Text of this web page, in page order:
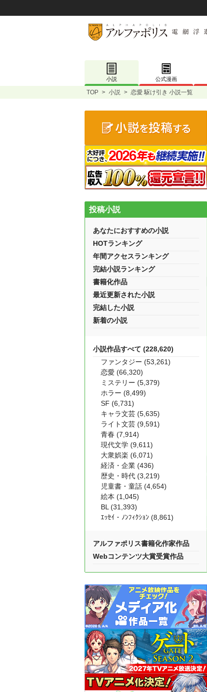
小説 公式漫画
TOP > 小説 > 恋愛 駆け引き 小説一覧
投稿小説
あなたにおすすめの小説
HOTランキング
年間アクセスランキング
完結小説ランキング
書籍化作品
最近更新された小説
完結した小説
新着の小説
小説作品すべて (228,620)
ファンタジー (53,261)
恋愛 (66,320)
ミステリー (5,379)
ホラー (8,499)
SF (6,731)
キャラ文芸 (5,635)
ライト文芸 (9,591)
青春 (7,914)
現代文学 (9,611)
大衆娯楽 (6,071)
経済・企業 (436)
歴史・時代 (3,219)
児童書・童話 (4,654)
絵本 (1,045)
BL (31,393)
ｴｯｾｲ・ﾉﾝﾌｨｸｼｮﾝ (8,861)
アルファポリス書籍化作家作品
Webコンテンツ大賞受賞作品